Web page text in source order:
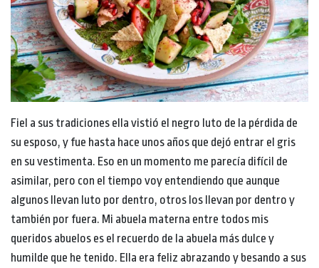
Fiel a sus tradiciones ella vistió el negro luto de la pérdida de
su esposo, y fue hasta hace unos años que dejó entrar el gris
en su vestimenta. Eso en un momento me parecía difícil de
asimilar, pero con el tiempo voy entendiendo que aunque
algunos llevan luto por dentro, otros los llevan por dentro y
también por fuera. Mi abuela materna entre todos mis
queridos abuelos es el recuerdo de la abuela más dulce y
humilde que he tenido. Ella era feliz abrazando y besando a sus